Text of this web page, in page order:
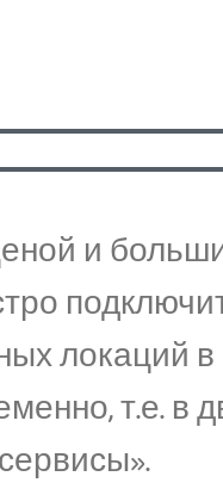
и
локаций
т.е. в